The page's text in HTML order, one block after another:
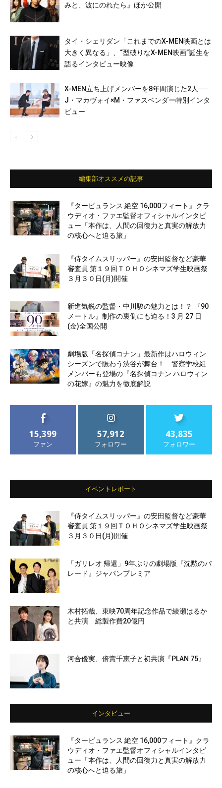
みと、波にのれたら』ほか公開
タイ・シェリダン「これまでのX-MEN映画とは
大きく異なる」、“型破りなX-MEN映画”誕生を
語るインタビュー映像
X-MEN立ち上げメンバーを8年間演じた2人──
J・マカヴォイ×M・ファスベンダー特別インタ
ビュー
編集部オススメの記事
『タービュランス 絶空 16,000フィート』クラ
ウディオ・ファエ監督オフィシャルインタビ
ュー「本作は、人間の回復力と真実の解放力
の核心へと迫る旅」
『侍タイムスリッパー』の安田監督など豪華
審査員 第１９回ＴＯＨＯシネマズ学生映画祭
３月３０日(月)開催
新進気鋭の監督・中川駿の魅力とは！？ 『90
メートル』制作の裏側にも迫る！3 月 27 日
(金)全国公開
劇場版「名探偵コナン」最新作はハロウィン
シーズンで賑わう渋谷が舞台！ 警察学校組
メンバーも登場の『名探偵コナン ハロウィン
の花嫁』の魅力を徹底解説
15,399
ファン
57,912
フォロワー
43,835
フォロワー
イベントレポート
『侍タイムスリッパー』の安田監督など豪華
審査員 第１９回ＴＯＨＯシネマズ学生映画祭
３月３０日(月)開催
「ガリレオ 帰還」9年ぶりの劇場版『沈黙のパ
レード』ジャパンプレミア
木村拓哉、東映70周年記念作品で綾瀬はるか
と共演 総製作費20億円
河合優実、倍賞千恵子と初共演『PLAN 75』
インタビュー
『タービュランス 絶空 16,000フィート』クラ
ウディオ・ファエ監督オフィシャルインタビ
ュー「本作は、人間の回復力と真実の解放力
の核心へと迫る旅」